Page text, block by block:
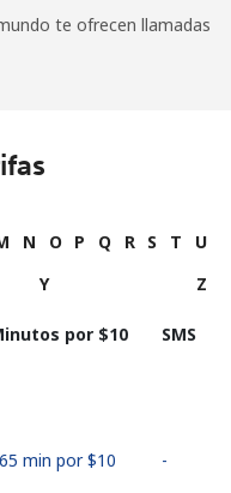
te ofrecen llamadas
N O P Q R S T
U
Y Z
por ⁦$10⁩ SMS
min por ⁦$10⁩ -